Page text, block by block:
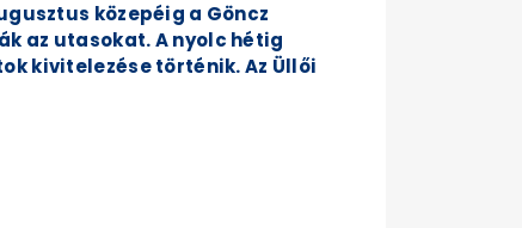
közepéig a Göncz
az utasokat. A nyolc hétig
kivitelezése történik. Az Üllői